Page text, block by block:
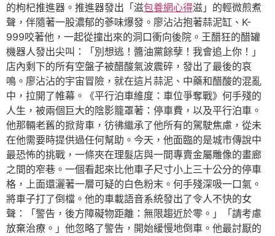
的枸杞推進器。推進器發出「滋包養網心得滋」的輕微煎煮
聲，伴隨著一股濃郁的蔘味爆發。廖沾沾抱著蒜泥缸、K-
999咬著他，一起從撞出來的洞口衝向後院。王醋狂的醋罐
機器人發出尖叫：「別想逃！醬油黨餘孽！我會追上你！」
店內剩下的所有空盤子被醋酸氣波震碎，發出了最後的哀
鳴。廖沾沾的宇宙冒險，就在這片蒜泥、中藥和醋酸的混亂
中，拉開了帷幕。《平行泊車維度：車位爭奪戰》何手殘的
人生，被兩個巨大的陰影籠罩著：停車費，以及平行泊車。
他那輛老舊的掀背車，彷彿繼承了他所有的駕駛焦慮，從未
在他需要時提供過任何幫助。今天，他面臨的是城市傳說中
最恐怖的挑戰，一條夾在理髮店與一間專賣金屬雕像的畫廊
之間的窄巷。一個看起來比他車子尺寸小上三十公分的停車
格，上面還灑著一層可疑的白色粉末。何手殘深吸一口氣。
將車子打了倒檔。他的車載語音系統發出了令人不快的女
聲：「警告，後方障礙物距離：無限趨近於零。」「請考慮
放棄治療。」他忽略了警告，開始緩慢地倒車。他最討厭的